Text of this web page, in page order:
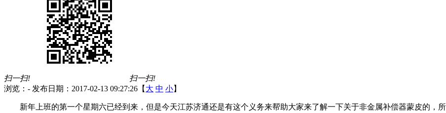
扫一扫!
扫一扫!
浏览： - 发布日期：2017-02-13 09:27:26【 大 中 小】
新年上班的第一个星期六已经到来，但是今天江苏济通还是有这个义务来帮助大家来了解一下关于非金属补偿器蒙皮的，